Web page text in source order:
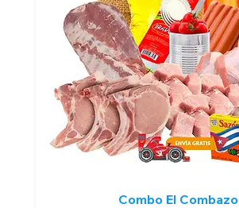
Combo El Combazo